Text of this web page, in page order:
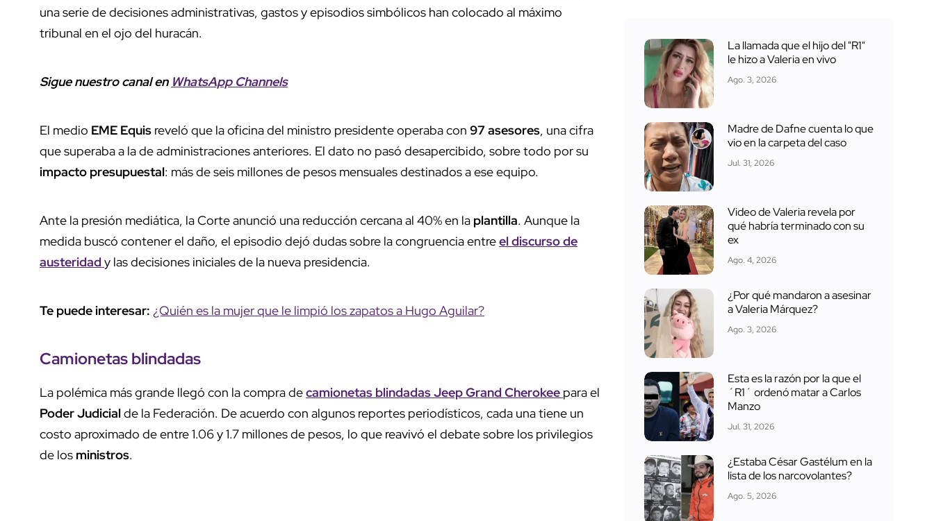
una serie de decisiones administrativas, gastos y episodios simbólicos han colocado al máximo
tribunal en el ojo del huracán.
Sigue nuestro canal en WhatsApp Channels
El medio EME Equis reveló que la oficina del ministro presidente operaba con 97 asesores, una cifra
que superaba a la de administraciones anteriores. El dato no pasó desapercibido, sobre todo por su
impacto presupuestal: más de seis millones de pesos mensuales destinados a ese equipo.
Ante la presión mediática, la Corte anunció una reducción cercana al 40% en la plantilla. Aunque la
medida buscó contener el daño, el episodio dejó dudas sobre la congruencia entreel discurso de
austeridady las decisiones iniciales de la nueva presidencia.
Te puede interesar: ¿Quién es la mujer que le limpió los zapatos a Hugo Aguilar?
Camionetas blindadas
La polémica más grande llegó con la compra decamionetas blindadasJeep Grand Cherokee para el
Poder Judicialde la Federación. De acuerdo con algunos reportes periodísticos, cada una tiene un
costo aproximado de entre 1.06 y 1.7 millones de pesos, lo que reavivó el debate sobre los privilegios
de los ministros.
La llamada que el hijo del "R1"
le hizo a Valeria en vivo
Ago. 3, 2026
Madre de Dafne cuenta lo que
vio en la carpeta del caso
Jul. 31, 2026
Video de Valeria revela por
qué habría terminado con su
ex
Ago. 4, 2026
¿Por qué mandaron a asesinar
a Valeria Márquez?
Ago. 3, 2026
Esta es la razón por la que el
´R1´ ordenó matar a Carlos
Manzo
Jul. 31, 2026
¿Estaba César Gastélum en la
lista de los narcovolantes?
Ago. 5, 2026